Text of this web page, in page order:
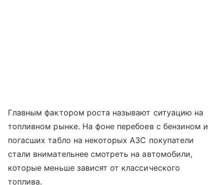
Главным фактором роста называют ситуацию на
топливном рынке. На фоне перебоев с бензином и
погасших табло на некоторых АЗС покупатели
стали внимательнее смотреть на автомобили,
которые меньше зависят от классического
топлива.